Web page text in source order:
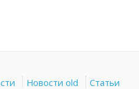
Новости old Статьи